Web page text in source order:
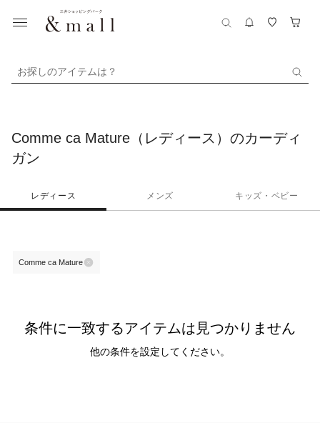
お探しのアイテムは？
Comme ca Mature（レディース）のカーディ
ガン
レディース メンズ キッズ・ベビー
Comme ca Mature
条件に一致するアイテムは見つかりません
他の条件を設定してください。